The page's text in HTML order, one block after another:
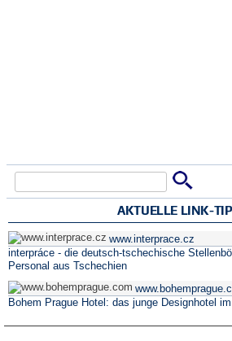
AKTUELLE LINK-
www.interprace.cz
interpráce - die deutsch-tschechische
Personal aus Tschechien
Bohem Prague Hotel: das junge Designhotel